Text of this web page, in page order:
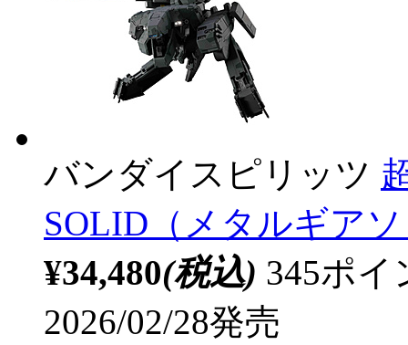
バンダイスピリッツ
SOLID（メタルギア
¥34,480(税込) 345ポ
2026/02/28発売